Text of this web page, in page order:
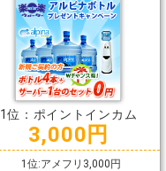
1位：ポイントインカム
3,000円
1位:アメフリ3,000円